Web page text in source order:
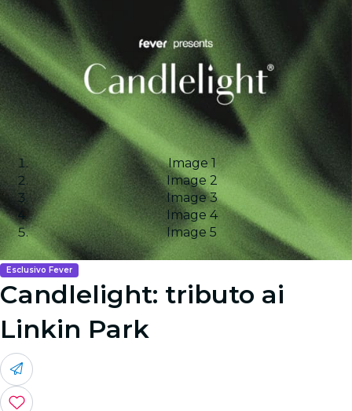
Image 1
Image 2
Image 3
Image 4
Image 5
Esclusivo Fever
Candlelight: tributo ai
Linkin Park